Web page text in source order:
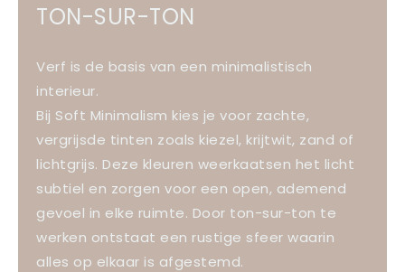
TON-SUR-TON
Verf is de basis van een minimalistisch
interieur.
Bij Soft Minimalism kies je voor zachte,
vergrijsde tinten zoals kiezel, krijtwit, zand of
lichtgrijs. Deze kleuren weerkaatsen het licht
subtiel en zorgen voor een open, ademend
gevoel in elke ruimte. Door ton-sur-ton te
werken ontstaat een rustige sfeer waarin
alles op elkaar is afgestemd.